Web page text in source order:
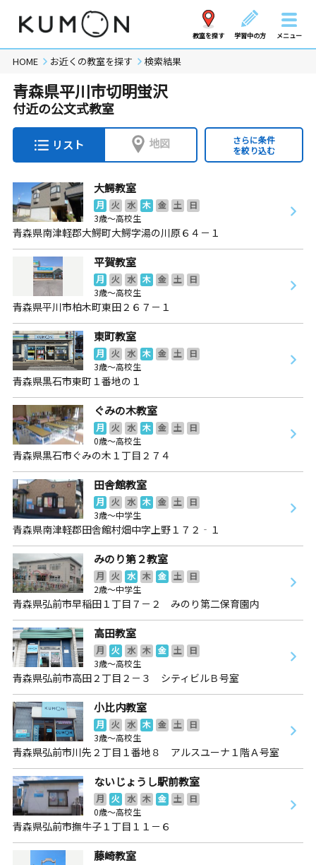
教室を探す 学習中の方 メニュー
HOME お近くの教室を探す 検索結果
青森県平川市切明蛍沢
付近の公文式教室
リスト 地図
さらに条件
を絞り込む
大鰐教室
月 火 水 木 金 土
日
3歳～高校生
青森県南津軽郡大鰐町大鰐字湯の川原６４－１
平賀教室
月 火 水 木 金 土
日
3歳～高校生
青森県平川市柏木町東田２６７－１
東町教室
月 火 水 木 金 土
日
3歳～高校生
青森県黒石市東町１番地の１
ぐみの木教室
月 火 水 木 金 土
日
0歳～高校生
青森県黒石市ぐみの木１丁目２７４
田舎館教室
月 火 水 木 金 土
日
3歳～中学生
青森県南津軽郡田舎館村畑中字上野１７２‐１
みのり第２教室
月 火 水 木 金 土
日
2歳～中学生
青森県弘前市早稲田１丁目７－２ みのり第二保育園内
高田教室
月 火 水 木 金 土
日
3歳～高校生
青森県弘前市高田２丁目２－３ シティビルＢ号室
小比内教室
月 火 水 木 金 土
日
3歳～高校生
青森県弘前市川先２丁目１番地８ アルスユーナ１階Ａ号室
ないじょうし駅前教室
月 火 水 木 金 土
日
0歳～高校生
青森県弘前市撫牛子１丁目１１－６
藤崎教室